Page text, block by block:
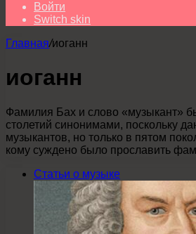
Войти
Switch skin
Главная/иоганн
иоганн
Фамилия Бах и слово «музыкант»
столетий синонимами, поскольку
музыкантов, но только в пятом
кому суждено было прославить
Статьи о музыке